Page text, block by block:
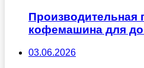
Производительная
кофемашина для
03.06.2026